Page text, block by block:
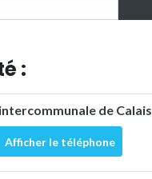
:
de Calais
Afficher le téléphone